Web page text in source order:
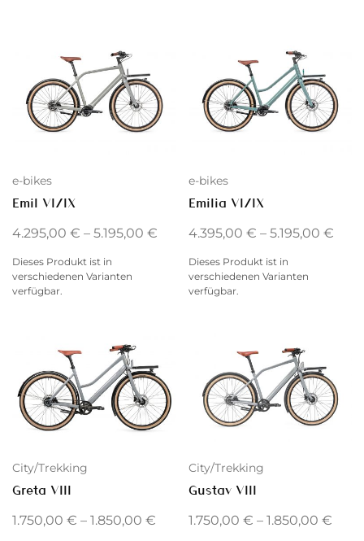
e-bikes
Emil VI/IX
4.295,00 € – 5.195,00 €
Dieses Produkt ist in
verschiedenen Varianten
verfügbar.
e-bikes
Emilia VI/IX
4.395,00 € – 5.195,00 €
Dieses Produkt ist in
verschiedenen Varianten
verfügbar.
City/Trekking
Greta VIII
1.750,00 € – 1.850,00 €
City/Trekking
Gustav VIII
1.750,00 € – 1.850,00 €